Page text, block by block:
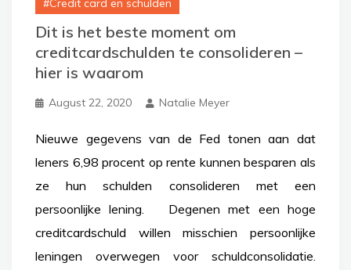
Credit card en schulden
Dit is het beste moment om
creditcardschulden te consolideren –
hier is waarom
August 22, 2020 Natalie Meyer
Nieuwe gegevens van de Fed tonen aan dat
leners 6,98 procent op rente kunnen besparen als
ze hun schulden consolideren met een
persoonlijke lening. Degenen met een hoge
creditcardschuld willen misschien persoonlijke
leningen overwegen voor schuldconsolidatie.